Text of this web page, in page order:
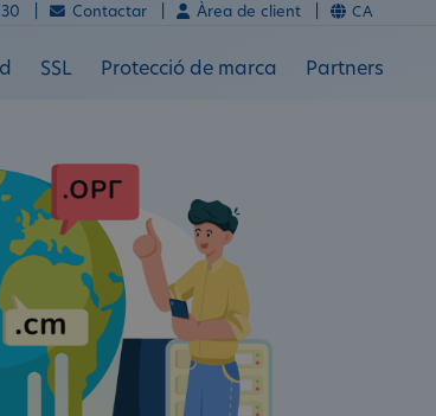
SSL Protecció de marca Partners
| Contactar | Àrea de client | CA